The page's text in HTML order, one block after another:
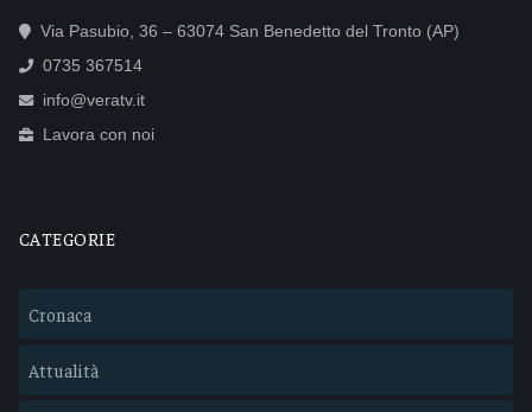
Via Pasubio, 36 – 63074 San Benedetto del Tronto (AP)
0735 367514
info@veratv.it
Lavora con noi
CATEGORIE
Cronaca
Attualità